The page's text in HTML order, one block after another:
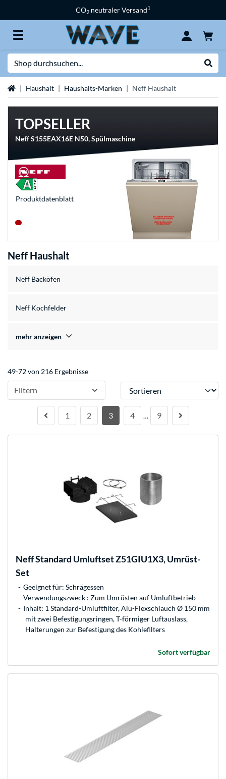
CO2 neutraler Versand1
StartseiteHaushalt Haushalts-Marken Neff Haushalt
TOPSELLER
Neff S155EAX16E N50, Spülmaschine
Produkt­datenblatt
Neff Haushalt
Neff Backöfen
Neff Kochfelder
mehr anzeigen
49-72 von 216 Ergebnisse
Filtern Sortieren
1 2 3 4 … 9
NeffStandard Umluftset Z51GIU1X3, Umrüst-
Set
Geeignet für: Schrägessen
Verwendungszweck : Zum Umrüsten auf Umluftbetrieb
Inhalt: 1 Standard-Umluftfilter, Alu-Flexschlauch Ø 150 mm
mit zwei Befestigungsringen, T-förmiger Luftauslass,
Halterungen zur Befestigung des Kohlefilters
Sofort verfügbar